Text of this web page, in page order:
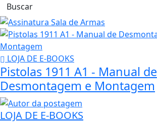
Buscar
LOJA DE E-BOOKS
Pistolas 1911 A1 - Manual de
Desmontagem e Montagem
LOJA DE E-BOOKS